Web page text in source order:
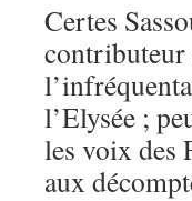
Certes
contributeur
l’Elysée ;
les voix des
aux